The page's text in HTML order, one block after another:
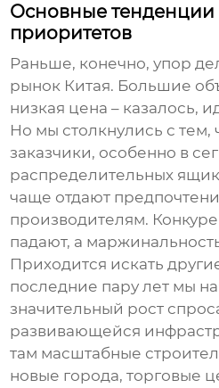
Основные тенденции
приоритетов
Раньше, конечно, упор
рынок Китая. Большие
низкая цена – казалось,
Но мы столкнулись с тем,
заказчики, особенно в
распределительных
чаще отдают
производителям.
падают, а
Приходится искать
последние пару лет мы
значительный рост
развивающейся
там масштабные
новые города, торговые